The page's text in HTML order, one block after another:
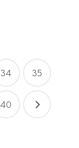
34 35
40